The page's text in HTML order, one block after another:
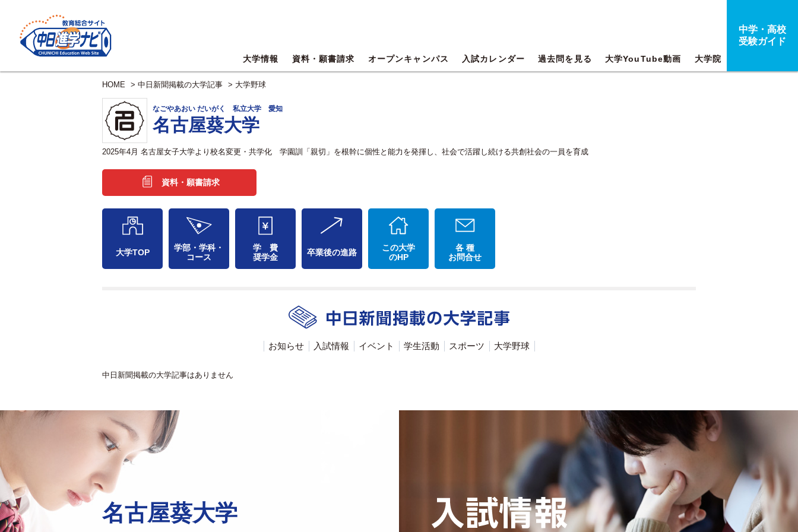
大学情報 資料・願書請求 オープンキャンパス 入試カレンダー 過去問を見る 大学YouTube動画 大学院
中学・高校
受験ガイド
HOME > 中日新聞掲載の大学記事 > 大学野球
なごやあおい だいがく 私立大学 愛知
名古屋葵大学
2025年4月 名古屋女子大学より校名変更・共学化 学園訓「親切」を根幹に個性と能力を発揮し、社会で活躍し続ける共創社会の一員を育成
資料・願書請求
大学TOP
学部・学科・
コース
学 費
奨学金
卒業後の進路
この大学
のHP
各 種
お問合せ
お知らせ 入試情報 イベント 学生活動 スポーツ 大学野球
中日新聞掲載の大学記事はありません
名古屋葵大学